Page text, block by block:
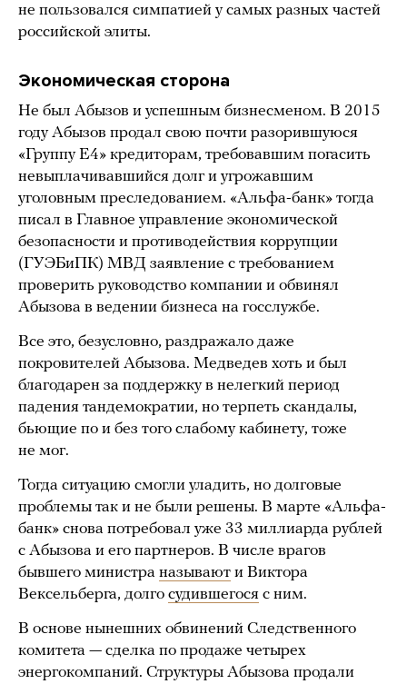
не пользовался симпатией у самых разных частей
российской элиты.
Экономическая сторона
Не был Абызов и успешным бизнесменом. В 2015
году Абызов продал свою почти разорившуюся
«Группу Е4» кредиторам, требовавшим погасить
невыплачивавшийся долг и угрожавшим
уголовным преследованием. «Альфа-банк» тогда
писал в Главное управление экономической
безопасности и противодействия коррупции
(ГУЭБиПК) МВД заявление с требованием
проверить руководство компании и обвинял
Абызова в ведении бизнеса на госслужбе.
Все это, безусловно, раздражало даже
покровителей Абызова. Медведев хоть и был
благодарен за поддержку в нелегкий период
падения тандемократии, но терпеть скандалы,
бьющие по и без того слабому кабинету, тоже
не мог.
Тогда ситуацию смогли уладить, но долговые
проблемы так и не были решены. В марте «Альфа-
банк» снова потребовал уже 33 миллиарда рублей
с Абызова и его партнеров. В числе врагов
бывшего министра называют и Виктора
Вексельберга, долго судившегося с ним.
В основе нынешних обвинений Следственного
комитета — сделка по продаже четырех
энергокомпаний. Структуры Абызова продали